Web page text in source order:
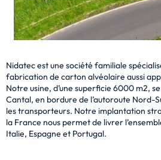
Nidatec est une société familiale
fabrication de carton alvéolaire aussi
Notre usine, d’une superficie 6000 m2,
Cantal, en bordure de l’autoroute Nord-
les transporteurs. Notre implantation
la France nous permet de livrer
Italie, Espagne et Portugal.